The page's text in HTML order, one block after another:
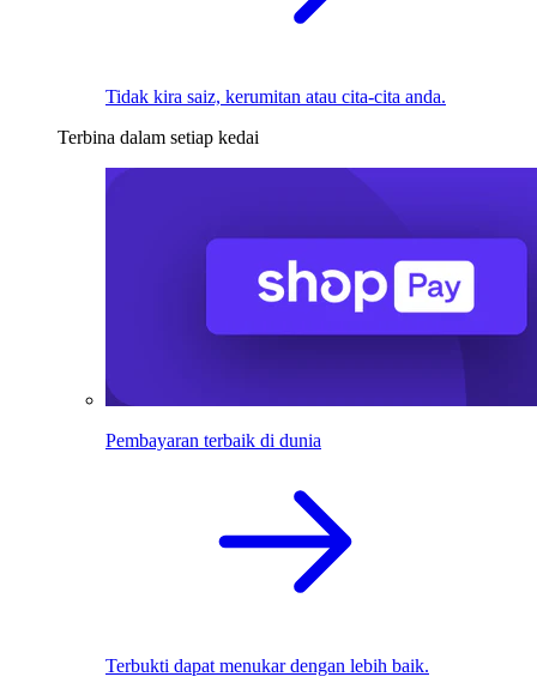
Tidak kira saiz, kerumitan atau cita-cita anda.
Terbina dalam setiap kedai
Pembayaran terbaik di dunia
Terbukti dapat menukar dengan lebih baik.